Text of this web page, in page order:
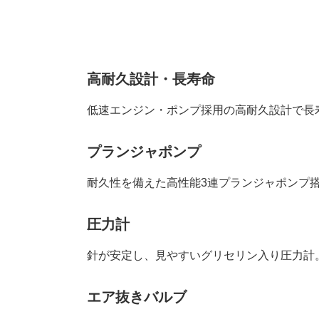
高耐久設計・長寿命
低速エンジン・ポンプ採用の高耐久設計で長
プランジャポンプ
耐久性を備えた高性能3連プランジャポンプ搭
圧力計
針が安定し、見やすいグリセリン入り圧力計
エア抜きバルブ